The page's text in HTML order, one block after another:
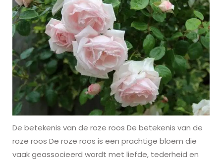
De betekenis van de roze roos De betekenis van de
roze roos De roze roos is een prachtige bloem die
vaak geassocieerd wordt met liefde, tederheid en